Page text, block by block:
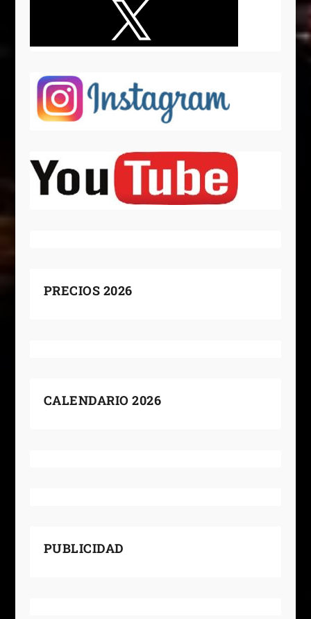
PRECIOS 2026
CALENDARIO 2026
PUBLICIDAD